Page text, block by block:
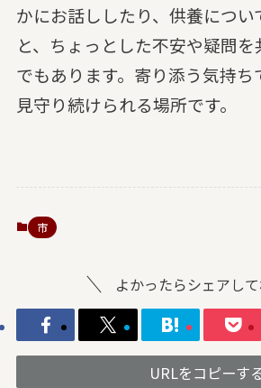
かにお話ししたり、供養につい
と、ちょっとした不安や疑問
でもあります。寄り添う気持ち
見守り続けられる場所です。
市
よかったらシェアして
URLをコピーす